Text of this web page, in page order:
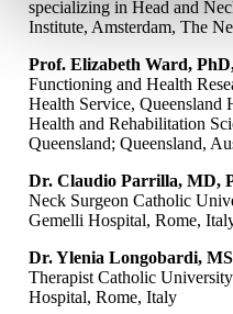
specializing in Head and
Institute, Amsterdam, The
Prof. Elizabeth Ward,
Functioning and Health
Health Service, Queensland
Health and Rehabilitation
Queensland; Queensland,
Dr. Claudio Parrilla, MD,
Neck Surgeon Catholic
Gemelli Hospital, Rome,
Dr. Ylenia Longobardi,
Therapist Catholic
Hospital, Rome, Italy